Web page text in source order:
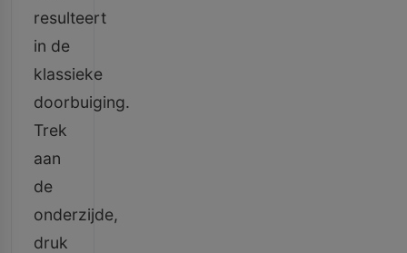
resulteert
in de
klassieke
doorbuiging.
Trek
aan
de
onderzijde,
druk